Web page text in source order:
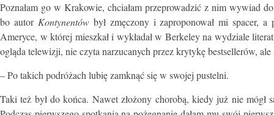
Poznałam go w Krakowie, chciałam przeprowadzić z nim wywiad
bo autor Kontynentówbył zmęczony i zaproponował mi spacer,
Ameryce, w której mieszkał i wykładał w Berkeley na wydziale
ogląda telewizji, nie czyta narzucanych przez krytykę bestsellerów,
– Po takich podróżach lubię zamknąć się w swojej pustelni.
Taki też był do końca. Nawet złożony chorobą, kiedy już nie mógł